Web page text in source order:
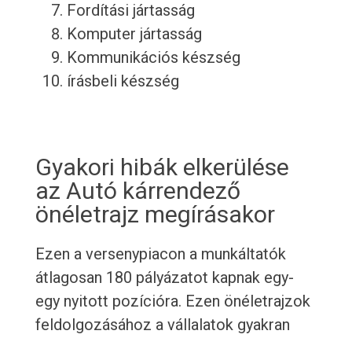
Fordítási jártasság
Komputer jártasság
Kommunikációs készség
írásbeli készség
Gyakori hibák elkerülése
az Autó kárrendező
önéletrajz megírásakor
Ezen a versenypiacon a munkáltatók
átlagosan 180 pályázatot kapnak egy-
egy nyitott pozícióra. Ezen önéletrajzok
feldolgozásához a vállalatok gyakran